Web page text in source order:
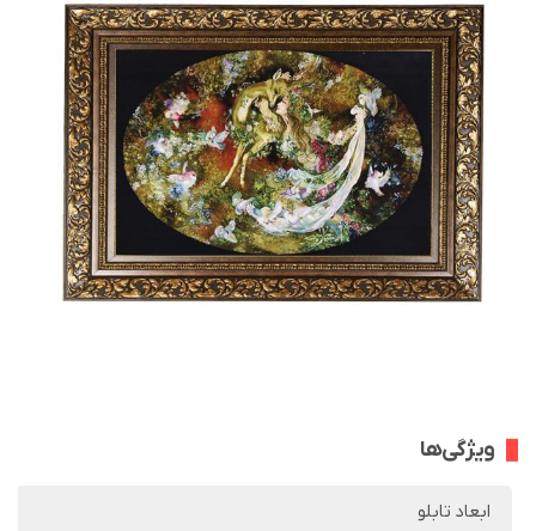
ویژگی‌ها
ابعاد تابلو